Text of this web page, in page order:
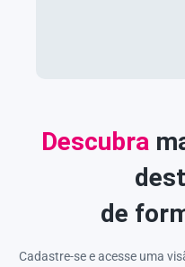
Descubra
de
Cadastre-se e acesse uma